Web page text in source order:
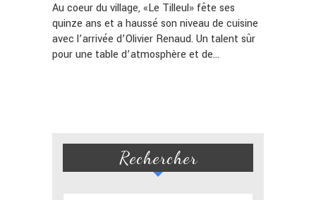
Au coeur du village, «Le Tilleul» fête ses
quinze ans et a haussé son niveau de cuisine
avec l’arrivée d’Olivier Renaud. Un talent sûr
pour une table d’atmosphère et de…
Rechercher